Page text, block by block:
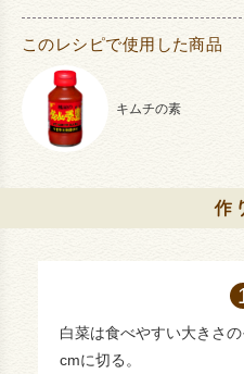
このレシピで使用した商品
キムチの素
白菜は食べやすい大きさ
cmに切る。